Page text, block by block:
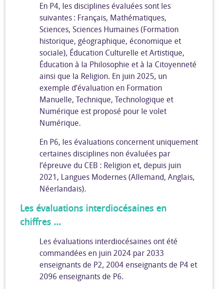
En P4, les disciplines évaluées sont les
suivantes : Français, Mathématiques,
Sciences, Sciences Humaines (Formation
historique, géographique, économique et
sociale), Éducation Culturelle et Artistique,
Éducation à la Philosophie et à la Citoyenneté
ainsi que la Religion. En juin 2025, un
exemple d’évaluation en Formation
Manuelle, Technique, Technologique et
Numérique est proposé pour le volet
Numérique.
En P6, les évaluations concernent uniquement
certaines disciplines non évaluées par
l’épreuve du CEB : Religion et, depuis juin
2021, Langues Modernes (Allemand, Anglais,
Néerlandais).
Les évaluations interdiocésaines en
chiffres …
Les évaluations interdiocésaines ont été
commandées en juin 2024 par 2033
enseignants de P2, 2004 enseignants de P4 et
2096 enseignants de P6.